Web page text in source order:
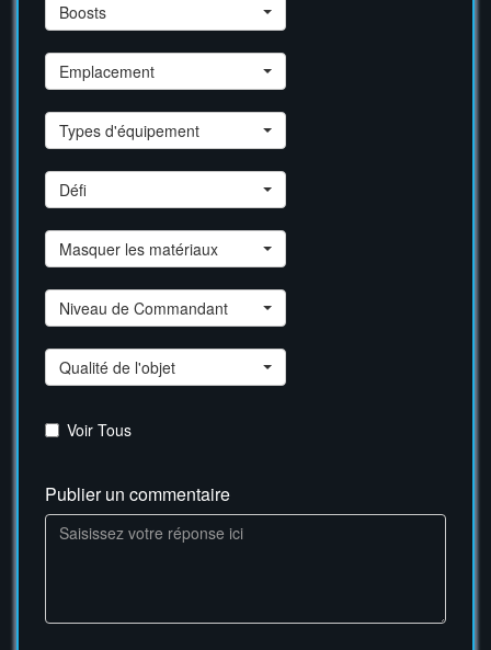
Boosts
Emplacement
Types d'équipement
Défi
Masquer les matériaux
Niveau de Commandant
Qualité de l'objet
Voir Tous
Publier un commentaire